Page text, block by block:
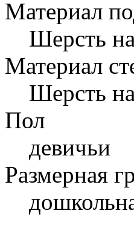
Материал
Шерсть
Материал
Шерсть
Пол
девичьи
Размерная